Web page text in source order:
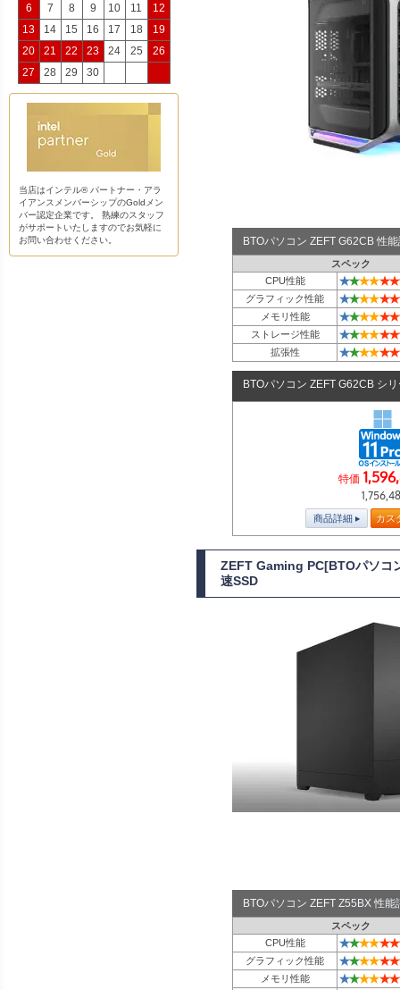
BTOパソコン ZEFT G62CB 性
スペック
CPU性能
★★★★★★
グラフィック性能 ★★★★★★
メモリ性能 ★★★★★★
ストレージ性能 ★★★★★★
拡張性 ★★★★★★
BTOパソコン ZEFT G62CB シ
特価
商品詳細 カス
ZEFT Gaming PC[BTOパソコ
速SSD
BTOパソコン ZEFT Z55BX 性能
スペック
CPU性能
★★★★★★
グラフィック性能 ★★★★★★
メモリ性能 ★★★★★★
6
7 8 9 10 11
12
13
14 15 16 17 18
19
20
21 22 23 24 25
26
27
28 29 30
当店はインテル® パートナー・アラ
イアンスメンバーシップのGoldメン
バー認定企業です。 熟練のスタッフ
がサポートいたしますのでお気軽に
お問い合わせください。